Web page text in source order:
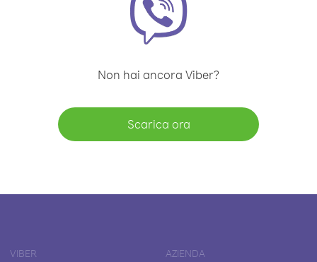
Non hai ancora Viber?
Scarica ora
VIBER AZIENDA